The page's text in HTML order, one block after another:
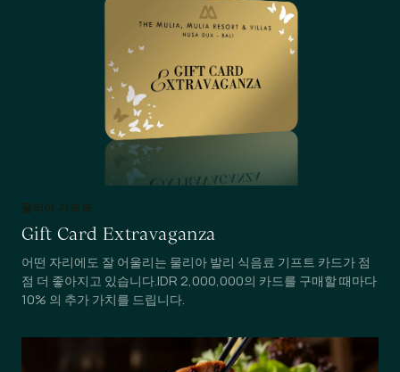
물리아 기프트
Gift Card Extravaganza
어떤 자리에도 잘 어울리는 물리아 발리 식음료 기프트 카드가 점
점 더 좋아지고 있습니다.IDR 2,000,000의 카드를 구매할 때마다
10% 의 추가 가치를 드립니다.